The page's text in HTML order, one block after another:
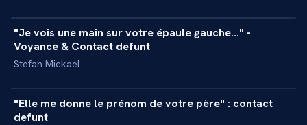
REPORTAGE
"Je vois une main sur votre épaule gauche..." -
Voyance & Contact defunt
Stefan Mickael
REPORTAGE +
"Elle me donne le prénom de votre père" : contact
defunt